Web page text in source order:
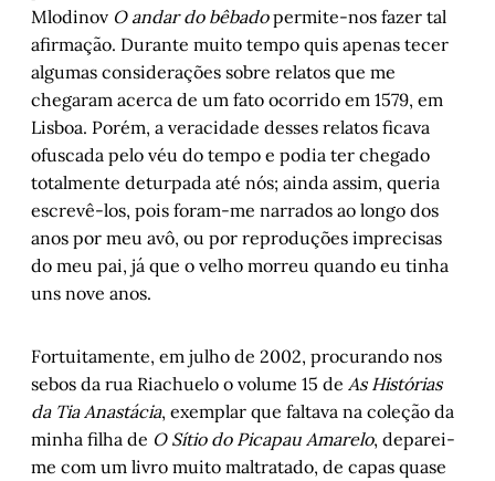
Um encontro fugaz entre o ser e o estar,
por Horacio Dottori
O que ainda precisamos ensinar, por Kétina
Timboni
Da criatividade ao cuidado: aprendizados de
uma vida em movimento, por Marilice Costi
Sobre o livro “Mundo Impossível”, de
Mayara Floss, por Olga Garcia Falceto
Marina Lima em Ópera Grunkie, por
Luciano Mello
Entre o mundo e eu – Capítulo III
Cordel do Corte Raso – Capítulo III, por
Gonçalo Ferraz
Porto Alegre, 1912-14: Os pinta-monos da
revista Kodak, por Arnoldo Doberstein
Mlodinov O andar do bêbadopermite-nos fazer tal
afirmação. Durante muito tempo quis apenas tecer
algumas considerações sobre relatos que me
chegaram acerca de um fato ocorrido em 1579, em
Lisboa. Porém, a veracidade desses relatos ficava
ofuscada pelo véu do tempo e podia ter chegado
totalmente deturpada até nós; ainda assim, queria
escrevê-los, pois foram-me narrados ao longo dos
anos por meu avô, ou por reproduções imprecisas
do meu pai, já que o velho morreu quando eu tinha
uns nove anos.
Fortuitamente, em julho de 2002, procurando nos
sebos da rua Riachuelo o volume 15 de As Histórias
da Tia Anastácia, exemplar que faltava na coleção da
minha filha de O Sítio do Picapau Amarelo, deparei-
me com um livro muito maltratado, de capas quase